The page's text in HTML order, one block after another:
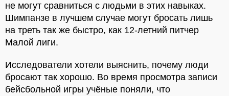
не могут сравниться с людьми в этих навыках.
Шимпанзе в лучшем случае могут бросать лишь
на треть так же быстро, как 12-летний питчер
Малой лиги.
Исследователи хотели выяснить, почему люди
бросают так хорошо. Во время просмотра записи
бейсбольной игры учёные поняли, что